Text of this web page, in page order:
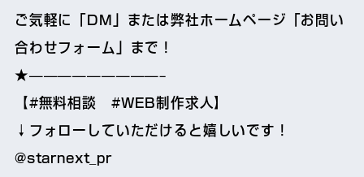
ご気軽に「DM」または弊社ホームページ「お問い
合わせフォーム」まで！
★—————————–
【#無料相談 #WEB制作求人】
↓フォローしていただけると嬉しいです！
@starnext_pr